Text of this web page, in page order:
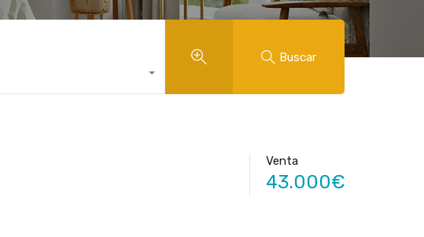
Buscar
Venta
43.000€